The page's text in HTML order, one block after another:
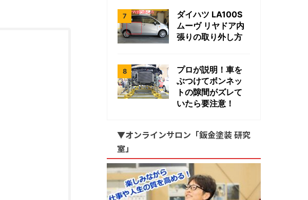
ダイハツ LA100S
ムーヴ リヤドア内
張りの取り外し方
プロが説明！車を
ぶつけてボンネッ
トの隙間がズレて
いたら要注意！
▼オンラインサロン「鈑金塗装 研究
室」